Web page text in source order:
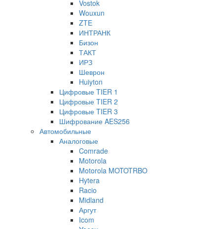
Vostok
Wouxun
ZTE
ИНТРАНК
Бизон
ТАКТ
ИРЗ
Шеврон
Huiyton
Цифровые TIER 1
Цифровые TIER 2
Цифровые TIER 3
Шифрование AES256
Автомобильные
Аналоговые
Comrade
Motorola
Motorola MOTOTRBO
Hytera
Racio
Midland
Аргут
Icom